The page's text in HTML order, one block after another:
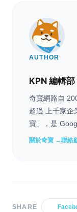
AUTHOR
KPN 編輯部
奇寶網路自
超過 上千家企
寶」，是
關於奇寶 →聯絡
SHARE